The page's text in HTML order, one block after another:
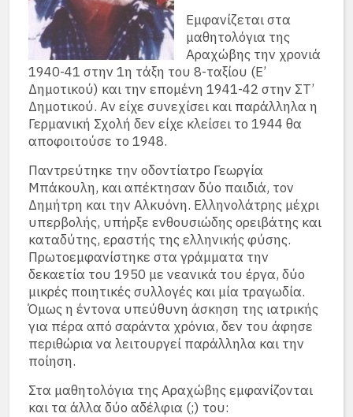
Εμφανίζεται στα
μαθητολόγια της
Αραχώβης την χρονιά
1940-41 στην 1η τάξη του 8-ταξίου (Ε’
Δημοτικού) και την επομένη 1941-42 στην ΣΤ’
Δημοτικού. Αν είχε συνεχίσει και παράλληλα η
Γερμανική Σχολή δεν είχε κλείσει το 1944 θα
αποφοιτούσε το 1948.
Παντρεύτηκε την οδοντίατρο Γεωργία
Μπάκουλη, και απέκτησαν δύο παιδιά, τον
Δημήτρη και την Αλκυόνη. Ελληνολάτρης μέχρι
υπερβολής, υπήρξε ενθουσιώδης ορειβάτης και
καταδύτης, εραστής της ελληνικής φύσης.
Πρωτοεμφανίστηκε στα γράμματα την
δεκαετία του 1950 με νεανικά του έργα, δύο
μικρές ποιητικές συλλογές και μία τραγωδία.
Όμως η έντονα υπεύθυνη άσκηση της ιατρικής
για πέρα από σαράντα χρόνια, δεν του άφησε
περιθώρια να λειτουργεί παράλληλα και την
ποίηση.
Στα μαθητολόγια της Αραχώβης εμφανίζονται
και τα άλλα δύο αδέλφια (;) του: